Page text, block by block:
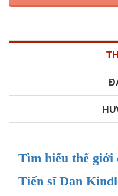
Tìm hiểu thế giới
Tiến sĩ Dan